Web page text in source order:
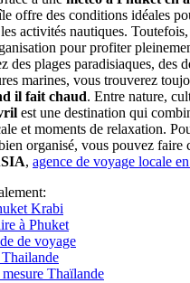
offre des conditions idéales
activités nautiques.
pour profiter
des plages paradisiaques, des
marines, vous trouverez
il fait chaud. Entre nature,
est une destination qui
et moments de relaxation.
organisé, vous pouvez faire
, agence de voyage locale
Krabi
à Phuket
de voyage
Thaïlande